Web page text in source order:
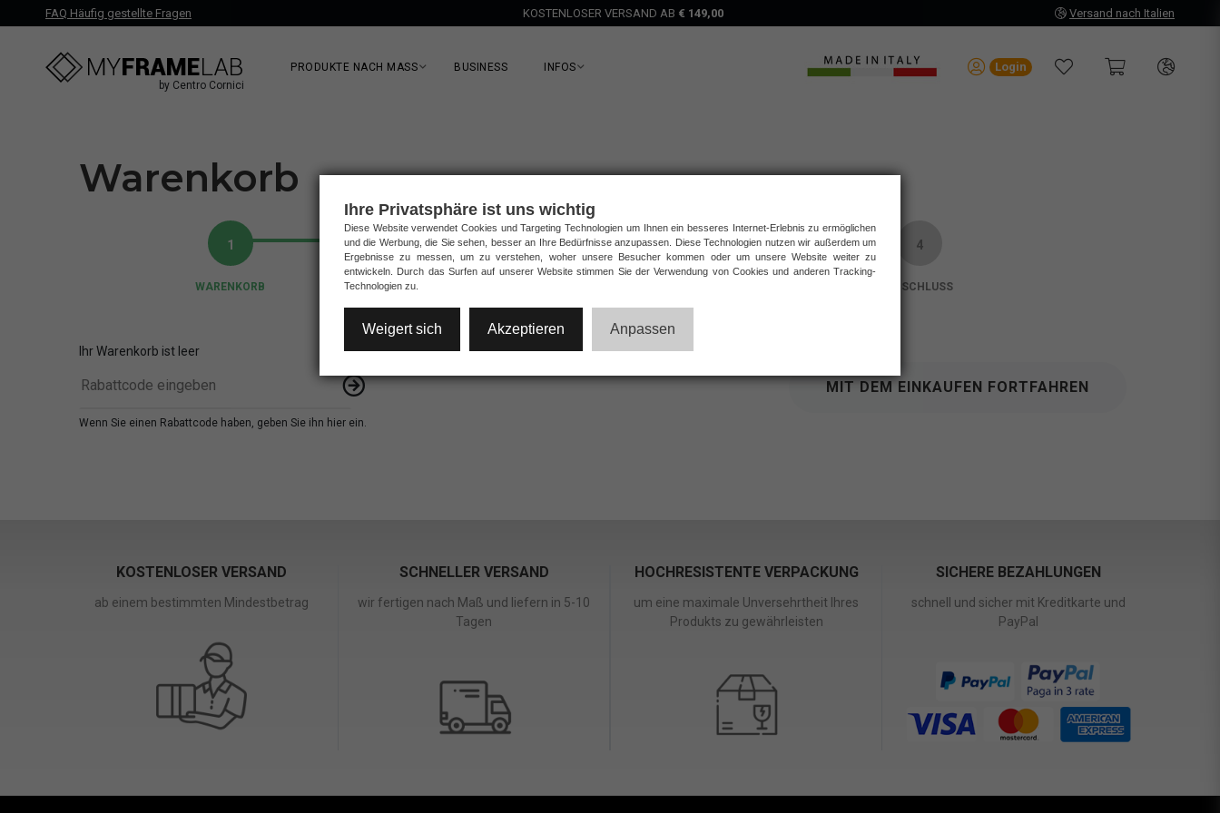
FAQ Häufig gestellte Fragen KOSTENLOSER VERSAND AB € 149,00 Versand nach Italien
by Centro Cornici
PRODUKTE NACH MASS BUSINESS INFOS Login
Warenkorb
1
WARENKORB
2 3 4
ABSCHLUSS
Ihr Warenkorb ist leer
Wenn Sie einen Rabattcode haben, geben Sie ihn hier ein.
MIT DEM EINKAUFEN FORTFAHREN
KOSTENLOSER VERSAND
ab einem bestimmten Mindestbetrag
SCHNELLER VERSAND
wir fertigen nach Maß und liefern in 5-10
Tagen
HOCHRESISTENTE VERPACKUNG
um eine maximale Unversehrtheit Ihres
Produkts zu gewährleisten
SICHERE BEZAHLUNGEN
schnell und sicher mit Kreditkarte und
PayPal
Ihre Privatsphäre ist uns wichtig
Diese Website verwendet Cookies und Targeting Technologien um Ihnen ein besseres Internet-Erlebnis zu ermöglichen
und die Werbung, die Sie sehen, besser an Ihre Bedürfnisse anzupassen. Diese Technologien nutzen wir außerdem um
Ergebnisse zu messen, um zu verstehen, woher unsere Besucher kommen oder um unsere Website weiter zu
entwickeln. Durch das Surfen auf unserer Website stimmen Sie der Verwendung von Cookies und anderen Tracking-
Technologien zu.
Weigert sich Akzeptieren Anpassen